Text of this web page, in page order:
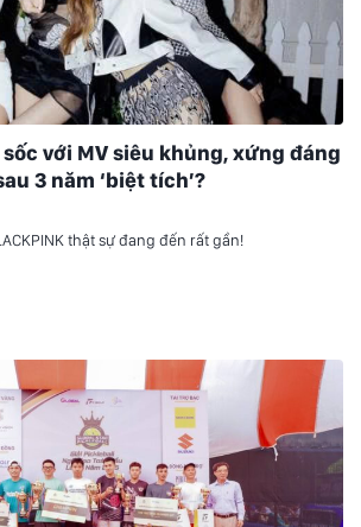
sốc với MV siêu khủng, xứng đáng
3 năm ‘biệt tích’?
thật sự đang đến rất gần!